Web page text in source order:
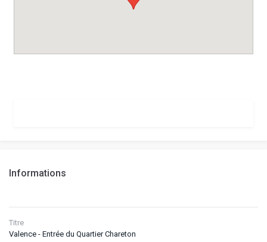
Informations
Titre
Valence - Entrée du Quartier Chareton